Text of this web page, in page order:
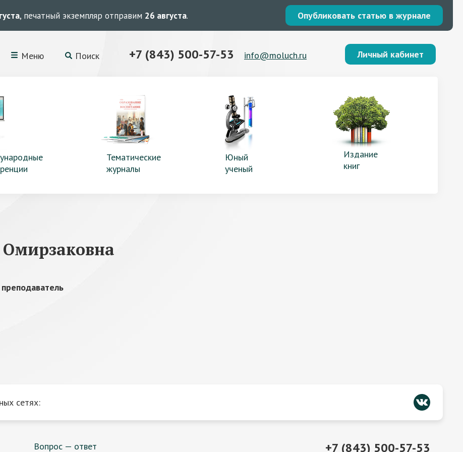
, печатный экземпляр отправим 26 августа. Опубликовать статью в журнале
Меню Поиск +7 (843) 500-57-53 info@moluch.ru Личный кабинет
Тематические
журналы
Юный
ученый
Издание
книг
сетях:
Вопрос — ответ +7 (843) 500-57-53